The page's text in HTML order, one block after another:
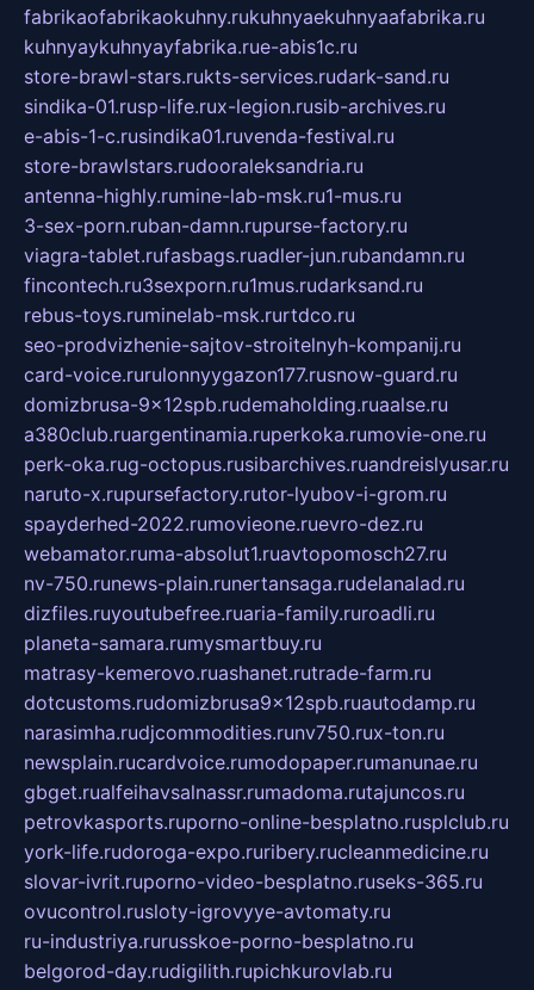
fabrikaofabrikaokuhny.rukuhnyaekuhnyaafabrika.ru
kuhnyaykuhnyayfabrika.rue-abis1c.ru
store-brawl-stars.rukts-services.rudark-sand.ru
sindika-01.rusp-life.rux-legion.rusib-archives.ru
e-abis-1-c.rusindika01.ruvenda-festival.ru
store-brawlstars.rudooraleksandria.ru
antenna-highly.rumine-lab-msk.ru1-mus.ru
3-sex-porn.ruban-damn.rupurse-factory.ru
viagra-tablet.rufasbags.ruadler-jun.rubandamn.ru
fincontech.ru3sexporn.ru1mus.rudarksand.ru
rebus-toys.ruminelab-msk.rurtdco.ru
seo-prodvizhenie-sajtov-stroitelnyh-kompanij.ru
card-voice.rurulonnyygazon177.rusnow-guard.ru
domizbrusa-9x12spb.rudemaholding.ruaalse.ru
a380club.ruargentinamia.ruperkoka.rumovie-one.ru
perk-oka.rug-octopus.rusibarchives.ruandreislyusar.ru
naruto-x.rupursefactory.rutor-lyubov-i-grom.ru
spayderhed-2022.rumovieone.ruevro-dez.ru
webamator.ruma-absolut1.ruavtopomosch27.ru
nv-750.runews-plain.runertansaga.rudelanalad.ru
dizfiles.ruyoutubefree.ruaria-family.ruroadli.ru
planeta-samara.rumysmartbuy.ru
matrasy-kemerovo.ruashanet.rutrade-farm.ru
dotcustoms.rudomizbrusa9x12spb.ruautodamp.ru
narasimha.rudjcommodities.runv750.rux-ton.ru
newsplain.rucardvoice.rumodopaper.rumanunae.ru
gbget.rualfeihavsalnassr.rumadoma.rutajuncos.ru
petrovkasports.ruporno-online-besplatno.rusplclub.ru
york-life.rudoroga-expo.ruribery.rucleanmedicine.ru
slovar-ivrit.ruporno-video-besplatno.ruseks-365.ru
ovucontrol.rusloty-igrovyye-avtomaty.ru
ru-industriya.rurusskoe-porno-besplatno.ru
belgorod-day.rudigilith.rupichkurovlab.ru